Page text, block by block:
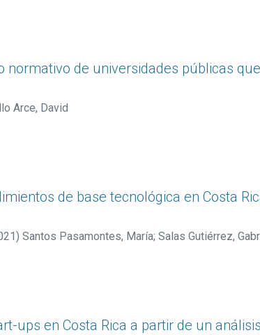
normativo de universidades públicas
Arce, David
de base tecnológica en Costa
) Santos Pasamontes, María; Salas Gutiérrez,
ups en Costa Rica a partir de un